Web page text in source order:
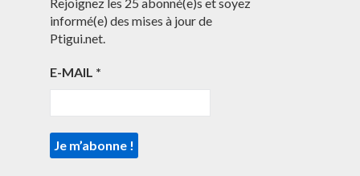
Rejoignez les 25 abonné(e)s et soyez
informé(e) des mises à jour de
Ptigui.net.
E-MAIL *